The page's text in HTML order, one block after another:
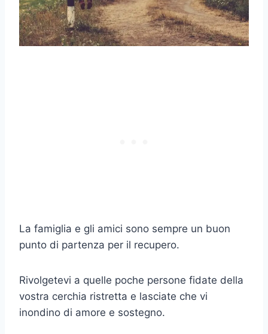
La famiglia e gli amici sono sempre un buon
punto di partenza per il recupero.
Rivolgetevi a quelle poche persone fidate della
vostra cerchia ristretta e lasciate che vi
inondino di amore e sostegno.